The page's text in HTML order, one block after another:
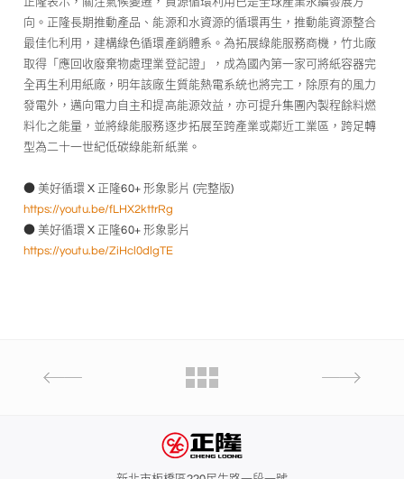
向。正隆長期推動產品、能源和水資源的循環再生，推動能資源整合
最佳化利用，建構綠色循環產銷體系。為拓展綠能服務商機，竹北廠
取得「應回收廢棄物處理業登記證」，成為國內第一家可將紙容器完
全再生利用紙廠，明年該廠生質能熱電系統也將完工，除原有的風力
發電外，邁向電力自主和提高能源效益，亦可提升集團內製程餘料燃
料化之能量，並將綠能服務逐步拓展至跨產業或鄰近工業區，跨足轉
型為二十一世紀低碳綠能新紙業。
● 美好循環 X 正隆60+ 形象影片 (完整版)
https://youtu.be/fLHX2kttrRg
● 美好循環 X 正隆60+ 形象影片
https://youtu.be/ZiHcl0dlgTE